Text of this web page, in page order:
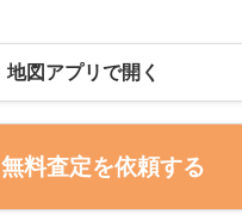
地図アプリで開く
無料査定を依頼する